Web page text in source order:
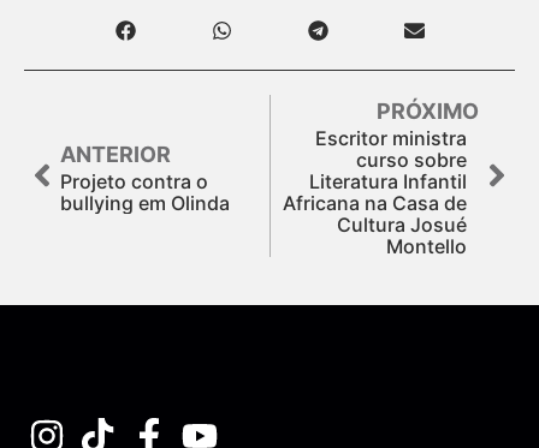
ANTERIOR
Projeto contra o
bullying em Olinda
PRÓXIMO
Escritor ministra
curso sobre
Literatura Infantil
Africana na Casa de
Cultura Josué
Montello